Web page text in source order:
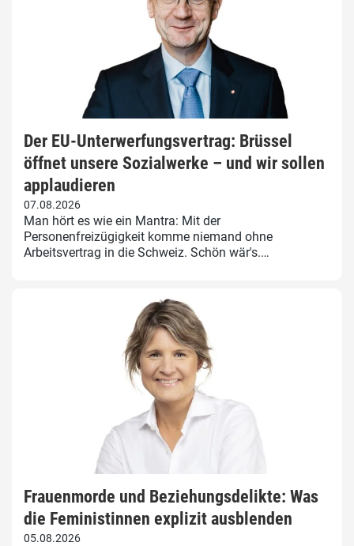
Der EU-Unterwerfungsvertrag: Brüssel
öffnet unsere Sozialwerke – und wir sollen
applaudieren
07.08.2026
Man hört es wie ein Mantra: Mit der
Personenfreizügigkeit komme niemand ohne
Arbeitsvertrag in die Schweiz. Schön wär's.…
Frauenmorde und Beziehungsdelikte: Was
die Feministinnen explizit ausblenden
05.08.2026